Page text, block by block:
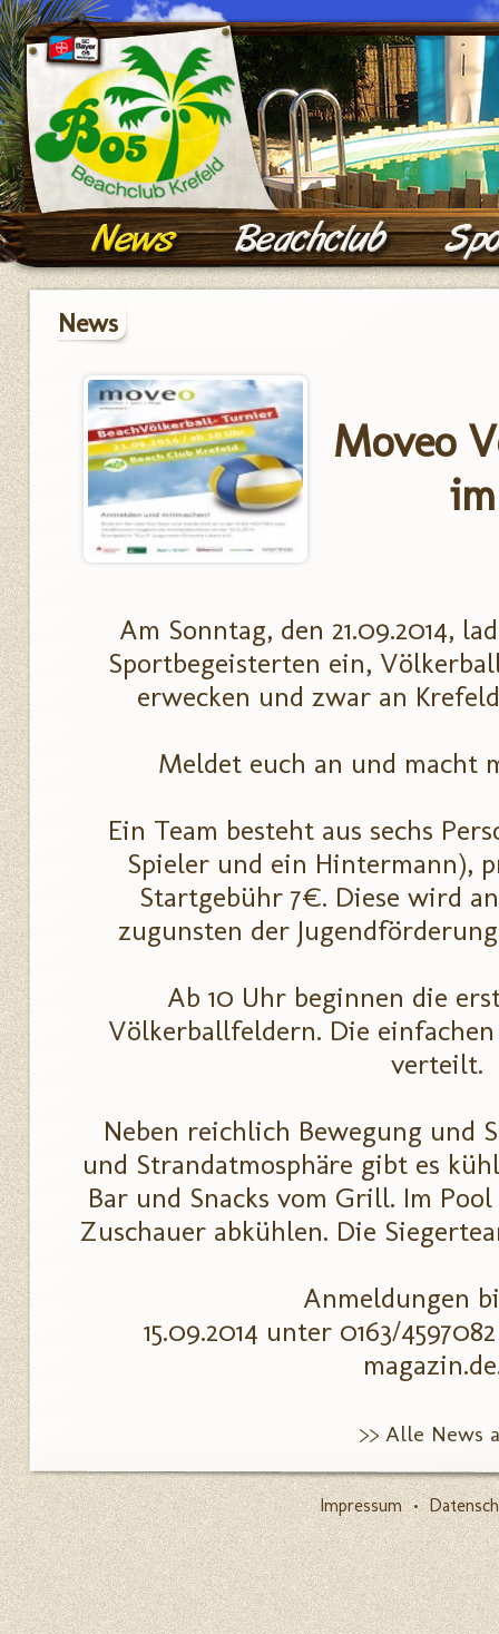
News
Moveo
Am Sonntag, den 21.09.2014,
Sportbegeisterten ein,
erwecken und zwar an
Meldet euch an und macht
Ein Team besteht aus sechs
Spieler und ein Hintermann),
Startgebühr 7€. Diese wird
zugunsten der
Ab 10 Uhr beginnen die
Völkerballfeldern. Die
verteilt.
Neben reichlich Bewegung und
und Strandatmosphäre gibt es
Bar und Snacks vom Grill. Im
Zuschauer abkühlen. Die
Anmeldungen
15.09.2014 unter 0163/
>> Alle News
Impressum •